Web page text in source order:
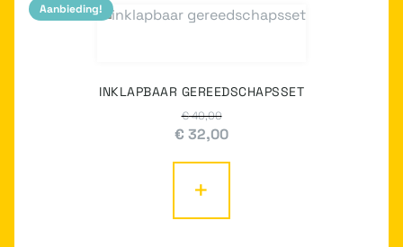
Aanbieding!
INKLAPBAAR GEREEDSCHAPSSET
€40,00
Oorspronkelijke
€ 40,00.
€ 32,00Huidige
+